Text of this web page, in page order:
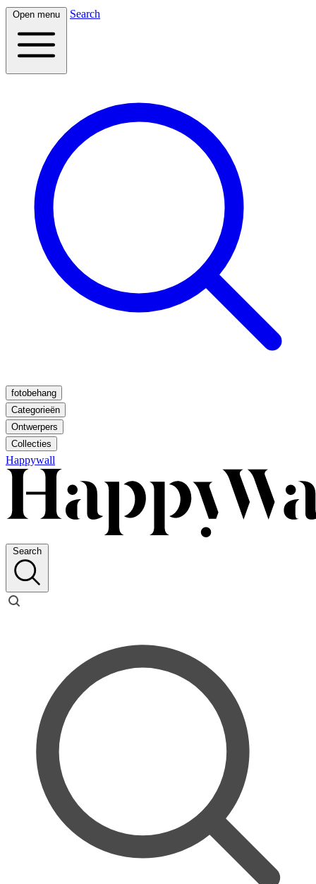
Open menu Search
fotobehang
Categorieën
Ontwerpers
Collecties
Happywall
Search